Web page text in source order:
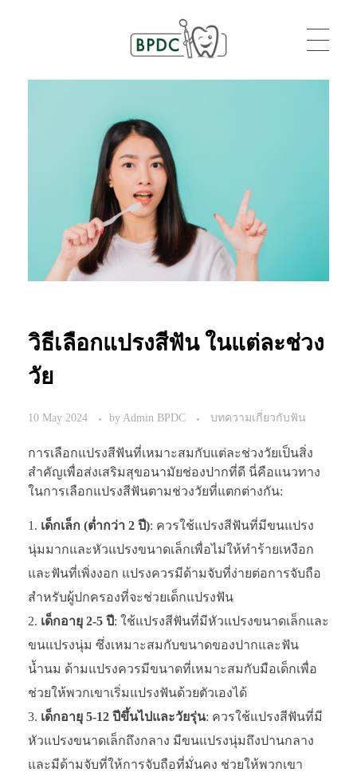
วิธีเลือกแปรงสีฟัน ในแต่ละช่วง
วัย
10 May 2024 byAdmin BPDC บทความเกี่ยวกับฟัน
การเลือกแปรงสีฟันที่เหมาะสมกับแต่ละช่วงวัยเป็นสิ่ง
สำคัญเพื่อส่งเสริมสุขอนามัยช่องปากที่ดี นี่คือแนวทาง
ในการเลือกแปรงสีฟันตามช่วงวัยที่แตกต่างกัน:
เด็กเล็ก (ต่ำกว่า 2 ปี): ควรใช้แปรงสีฟันที่มีขนแปรง
นุ่มมากและหัวแปรงขนาดเล็กเพื่อไม่ให้ทำร้ายเหงือก
และฟันที่เพิ่งงอก แปรงควรมีด้ามจับที่ง่ายต่อการจับถือ
สำหรับผู้ปกครองที่จะช่วยเด็กแปรงฟัน
เด็กอายุ 2-5 ปี: ใช้แปรงสีฟันที่มีหัวแปรงขนาดเล็กและ
ขนแปรงนุ่ม ซึ่งเหมาะสมกับขนาดของปากและฟัน
น้ำนม ด้ามแปรงควรมีขนาดที่เหมาะสมกับมือเด็กเพื่อ
ช่วยให้พวกเขาเริ่มแปรงฟันด้วยตัวเองได้
เด็กอายุ 5-12 ปีขึ้นไปและวัยรุ่น: ควรใช้แปรงสีฟันที่มี
หัวแปรงขนาดเล็กถึงกลาง มีขนแปรงนุ่มถึงปานกลาง
และมีด้ามจับที่ให้การจับถือที่มั่นคง ช่วยให้พวกเขา